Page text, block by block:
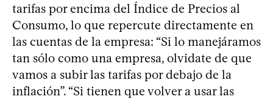
tarifas por encima del Índice de Precios al
Consumo, lo que repercute directamente en
las cuentas de la empresa: “Si lo manejáramos
tan sólo como una empresa, olvidate de que
vamos a subir las tarifas por debajo de la
inflación”. “Si tienen que volver a usar las